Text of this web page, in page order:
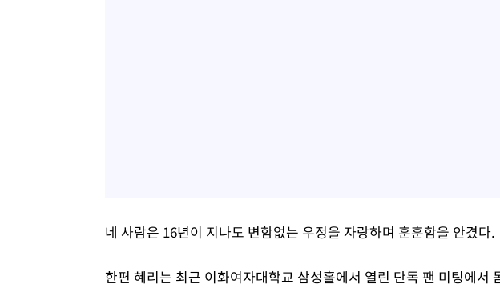
네 사람은 16년이 지나도 변함없는 우정을 자랑하며 훈훈함을 안겼다.
한편 혜리는 최근 이화여자대학교 삼성홀에서 열린 단독 팬 미팅에서